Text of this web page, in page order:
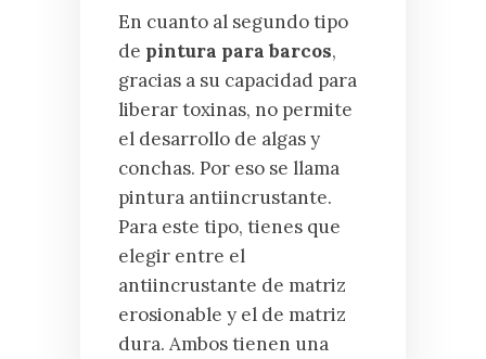
En cuanto al segundo tipo
de pintura para barcos,
gracias a su capacidad para
liberar toxinas, no permite
el desarrollo de algas y
conchas. Por eso se llama
pintura antiincrustante.
Para este tipo, tienes que
elegir entre el
antiincrustante de matriz
erosionable y el de matriz
dura. Ambos tienen una